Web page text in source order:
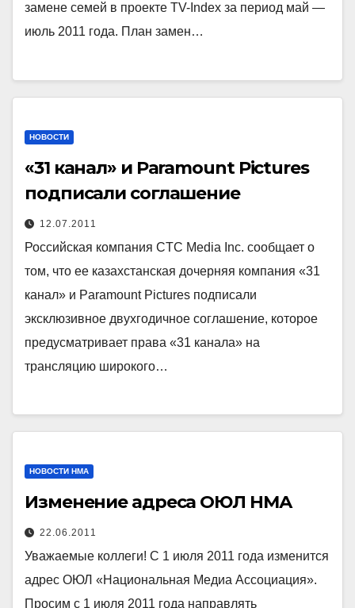
замене семей в проекте TV-Index за период май —
июль 2011 года. План замен…
НОВОСТИ
«31 канал» и Paramount Pictures
подписали соглашение
12.07.2011
Российская компания CTC Media Inc. сообщает о
том, что ее казахстанская дочерняя компания «31
канал» и Paramount Pictures подписали
эксклюзивное двухгодичное соглашение, которое
предусматривает права «31 канала» на
трансляцию широкого…
НОВОСТИ НМА
Изменение адреса ОЮЛ НМА
22.06.2011
Уважаемые коллеги! С 1 июля 2011 года изменится
адрес ОЮЛ «Национальная Медиа Ассоциация».
Просим с 1 июля 2011 года направлять